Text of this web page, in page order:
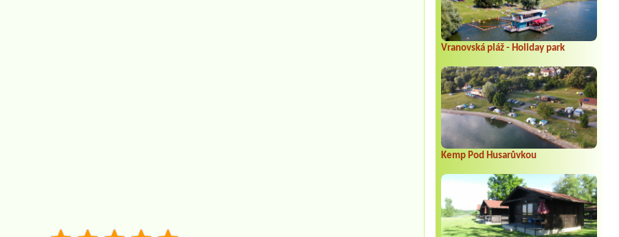
Vranovská pláž - Holiday park
Kemp Pod Husarůvkou